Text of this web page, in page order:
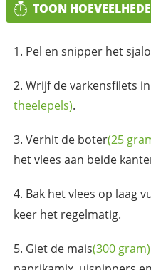
TOON
Pel en snipper het
Wrijf de varkensfilets
theelepels).
Verhit de boter(25
het vlees aan beide
Bak het vlees op laag
keer het regelmatig.
Giet de mais(300 gram)